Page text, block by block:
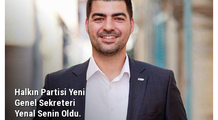
Halkın Partisi Yeni
Genel Sekreteri
Yenal Senin Oldu.